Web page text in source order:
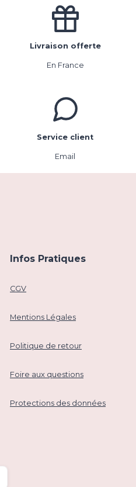
Livraison offerte
En France
Service client
Email
Infos Pratiques
CGV
Mentions Légales
Politique de retour
Foire aux questions
Protections des données